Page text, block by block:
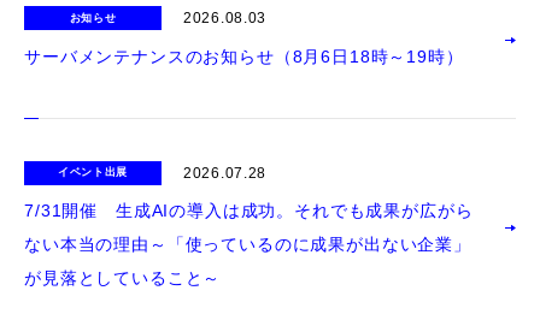
お知らせ 2026.08.03
サーバメンテナンスのお知らせ（8月6日18時～19時）
イベント出展 2026.07.28
7/31開催 生成AIの導入は成功。それでも成果が広がら
ない本当の理由～「使っているのに成果が出ない企業」
が見落としていること～